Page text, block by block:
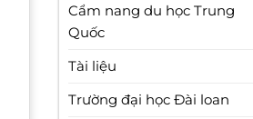
Cẩm nang du học Trung
Quốc
Tài liệu
Trường đại học Đài loan